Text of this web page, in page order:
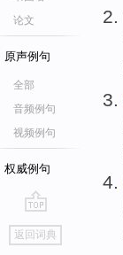
论文
原声例句
全部
音频例句
视频例句
权威例句
go
top
返回词典